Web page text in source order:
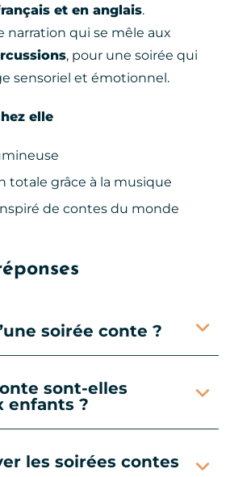
et en anglais.
narration qui se mêle aux
, pour une soirée qui
sensoriel et émotionnel.
elle
totale grâce à la musique
de contes du monde
soirée conte ?
sont-elles
enfants ?
les soirées contes